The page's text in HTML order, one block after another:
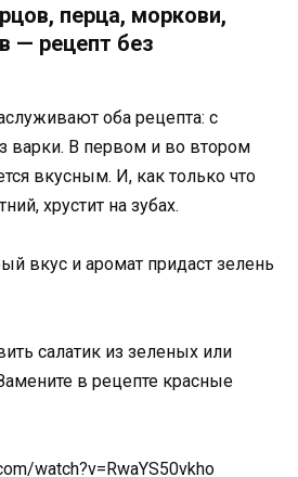
перца, моркови,
— рецепт без
оба рецепта: с
варки. В первом и во втором
вкусным. И, как только что
хрустит на зубах.
вкус и аромат придаст зелень
салатик из зеленых или
в рецепте красные
watch?v=RwaYS50vkho